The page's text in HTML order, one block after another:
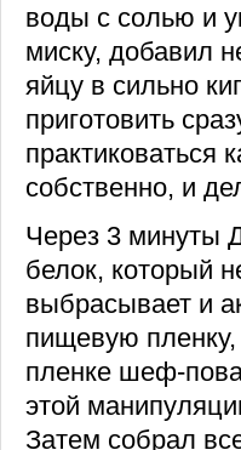
воды с солью и
миску, добавил
яйцу в сильно
приготовить
практиковаться
собственно, и
Через 3 минуты
белок, который
выбрасывает и
пищевую
пленке шеф-
этой
Затем собрал